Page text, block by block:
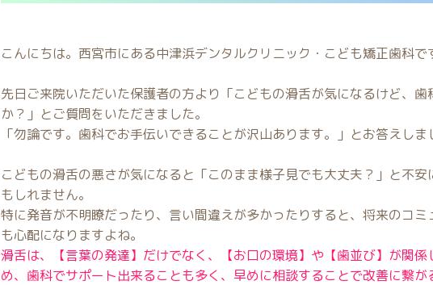
こんにちは。西宮市にある中津浜デンタルクリニック・こども矯正歯科で
先日ご来院いただいた保護者の方より「こどもの滑舌が気になるけど、
か？」とご質問をいただきました。
「勿論です。歯科でお手伝いできることが沢山あります。」とお答えしま
こどもの滑舌の悪さが気になると「このまま様子見でも大丈夫？」と不
もしれません。
特に発音が不明瞭だったり、言い間違えが多かったりすると、将来のコ
も心配になりますよね。
滑舌は、【言葉の発達】だけでなく、【お口の環境】や【歯並び】が関係
め、歯科でサポート出来ることも多く、早めに相談することで改善に繋が